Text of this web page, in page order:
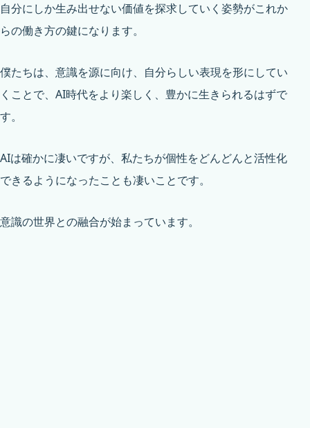
自分にしか生み出せない価値を探求していく姿勢がこれか
らの働き方の鍵になります。
僕たちは、意識を源に向け、自分らしい表現を形にしてい
くことで、AI時代をより楽しく、豊かに生きられるはずで
す。
AIは確かに凄いですが、私たちが個性をどんどんと活性化
できるようになったことも凄いことです。
意識の世界との融合が始まっています。